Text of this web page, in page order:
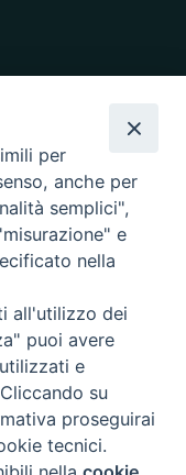
All Rights Reserved.
per
anche per
semplici",
e
nella
all'utilizzo dei
puoi avere
e
su
proseguirai
tecnici.